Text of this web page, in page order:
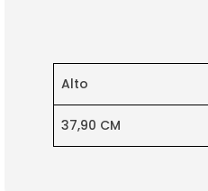
Alto
37,90 CM